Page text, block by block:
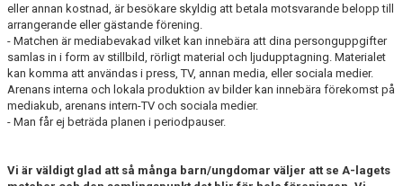
eller annan kostnad, är besökare skyldig att betala motsvarande belopp till
arrangerande eller gästande förening.
- Matchen är mediabevakad vilket kan innebära att dina personguppgifter
samlas in i form av stillbild, rörligt material och ljudupptagning. Materialet
kan komma att användas i press, TV, annan media, eller sociala medier.
Arenans interna och lokala produktion av bilder kan innebära förekomst på
mediakub, arenans intern-TV och sociala medier.
- Man får ej beträda planen i periodpauser.
Vi är väldigt glad att så många barn/ungdomar väljer att se A-lagets